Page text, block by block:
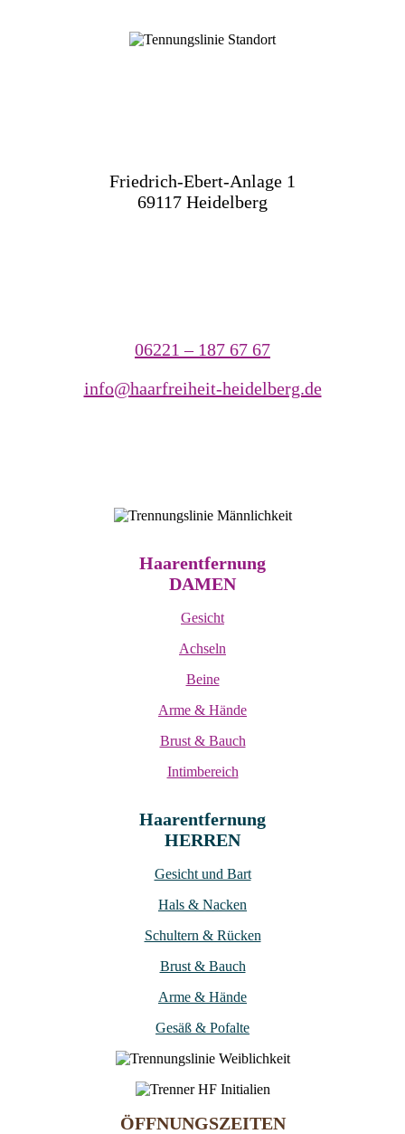
Friedrich-Ebert-Anlage 1
69117 Heidelberg
06221 – 187 67 67
info@haarfreiheit-heidelberg.de
Haarentfernung
DAMEN
Gesicht
Achseln
Beine
Arme & Hände
Brust & Bauch
Intimbereich
Haarentfernung
HERREN
Gesicht und Bart
Hals & Nacken
Schultern & Rücken
Brust & Bauch
Arme & Hände
Gesäß & Pofalte
ÖFFNUNGS­ZEITEN